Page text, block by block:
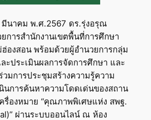
มีนาคม พ.ศ.2567 ดร.รุ่งอรุณ
การสำนักงานเขตพื้นที่การศึกษา
องสอน พร้อมด้วยผู้อำนวยการกลุ่ม
ะประเมินผลการจัดการศึกษา และ
วมการประชุมสร้างความรู้ความ
นินการค้นหาความโดดเด่นของสถาน
รื่องหมาย “คุณภาพพิเศษแห่ง สพฐ.
ผ่านระบบออนไลน์ ณ ห้อง